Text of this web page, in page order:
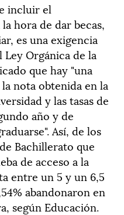
incluir el
hora de dar becas,
es una exigencia
Orgánica de la
que hay "una
nota obtenida en la
y las tasas de
año y de
Así, de los
Bachillerato que
de acceso a la
entre un 5 y un 6,5
abandonaron en
según Educación.